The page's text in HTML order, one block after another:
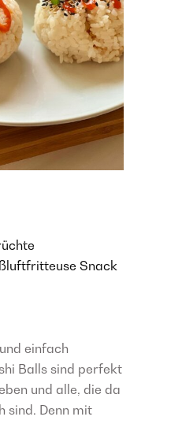
Snack
einfach
Balls sind perfekt
und alle, die da
sind. Denn mit